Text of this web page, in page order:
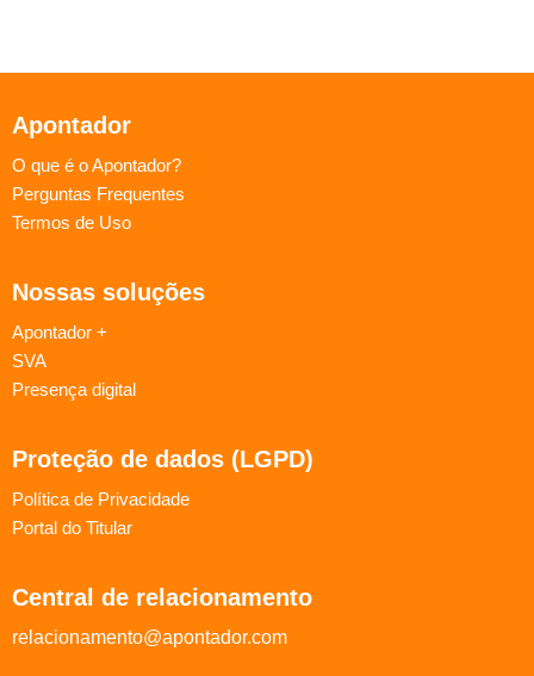
Apontador
O que é o Apontador?
Perguntas Frequentes
Termos de Uso
Nossas soluções
Apontador +
SVA
Presença digital
Proteção de dados (LGPD)
Política de Privacidade
Portal do Titular
Central de relacionamento
relacionamento@apontador.com